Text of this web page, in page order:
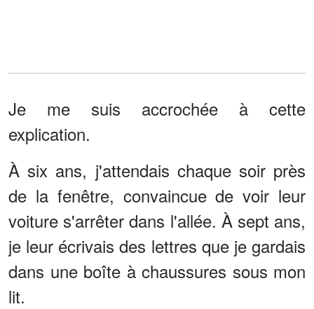
Je me suis accrochée à cette
explication.
À six ans, j'attendais chaque soir près
de la fenêtre, convaincue de voir leur
voiture s'arrêter dans l'allée. À sept ans,
je leur écrivais des lettres que je gardais
dans une boîte à chaussures sous mon
lit.